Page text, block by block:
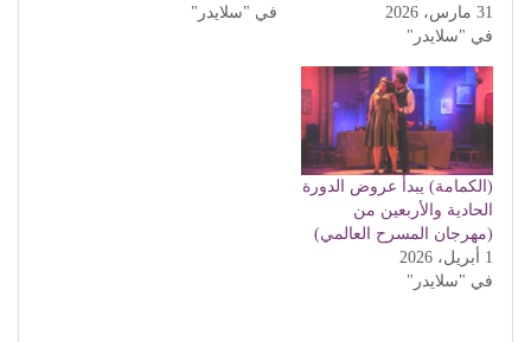
31 مارس، 2026
في "سلايدر"
في "سلايدر"
(الكمامة) يبدأ عروض الدورة
الحادية والأربعين من
(مهرجان المسرح العالمي)
1 أبريل، 2026
في "سلايدر"